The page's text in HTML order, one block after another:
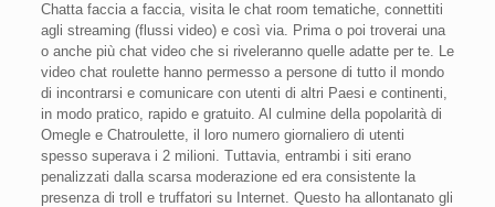
Chatta faccia a faccia, visita le chat room tematiche, connettiti
agli streaming (flussi video) e così via. Prima o poi troverai una
o anche più chat video che si riveleranno quelle adatte per te. Le
video chat roulette hanno permesso a persone di tutto il mondo
di incontrarsi e comunicare con utenti di altri Paesi e continenti,
in modo pratico, rapido e gratuito. Al culmine della popolarità di
Omegle e Chatroulette, il loro numero giornaliero di utenti
spesso superava i 2 milioni. Tuttavia, entrambi i siti erano
penalizzati dalla scarsa moderazione ed era consistente la
presenza di troll e truffatori su Internet. Questo ha allontanato gli